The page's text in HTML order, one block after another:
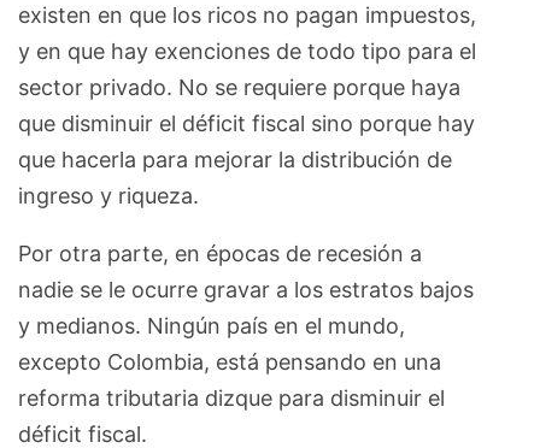
existen en que los ricos no pagan impuestos,
y en que hay exenciones de todo tipo para el
sector privado. No se requiere porque haya
que disminuir el déficit fiscal sino porque hay
que hacerla para mejorar la distribución de
ingreso y riqueza.
Por otra parte, en épocas de recesión a
nadie se le ocurre gravar a los estratos bajos
y medianos. Ningún país en el mundo,
excepto Colombia, está pensando en una
reforma tributaria dizque para disminuir el
déficit fiscal.